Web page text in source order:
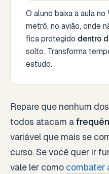
O aluno baixa a aula
metrô, no avião, onde
fica protegido dentro
solto. Transforma
estudo.
Repare que nenhum
todos atacam a
variável que mais se
curso. Se você quer ir
vale ler como combater